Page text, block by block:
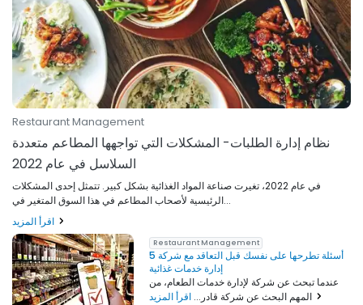
Restaurant Management
نظام إدارة الطلبات- المشكلات التي تواجهها المطاعم متعددة
السلاسل في عام 2022
في عام 2022، تغيرت صناعة المواد الغذائية بشكل كبير. تتمثل إحدى المشكلات
الرئيسية لأصحاب المطاعم في هذا السوق المتغير في...
Restaurant Management
5 أسئلة تطرحها على نفسك قبل التعاقد مع شركة
إدارة خدمات غذائية
عندما تبحث عن شركة لإدارة خدمات الطعام، من
المهم البحث عن شركة قادر...